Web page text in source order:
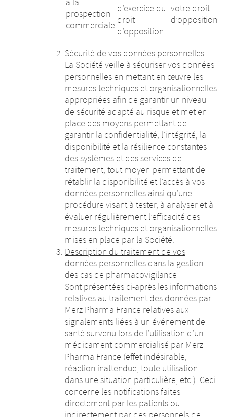
prospection
commerciale
d’exercice du
droit
d’opposition
votre droit
d’opposition
Sécurité de vos données personnelles
La Société veille à sécuriser vos données
personnelles en mettant en œuvre les
mesures techniques et organisationnelles
appropriées afin de garantir un niveau
de sécurité adapté au risque et met en
place des moyens permettant de
garantir la confidentialité, l’intégrité, la
disponibilité et la résilience constantes
des systèmes et des services de
traitement, tout moyen permettant de
rétablir la disponibilité et l’accès à vos
données personnelles ainsi qu’une
procédure visant à tester, à analyser et à
évaluer régulièrement l’efficacité des
mesures techniques et organisationnelles
mises en place par la Société.
Description du traitement de vos
données personnelles dans la gestion
des cas de pharmacovigilance
Sont présentées ci-après les informations
relatives au traitement des données par
Merz Pharma France relatives aux
signalements liées à un événement de
santé survenu lors de l’utilisation d’un
médicament commercialisé par Merz
Pharma France (effet indésirable,
réaction inattendue, toute utilisation
dans une situation particulière, etc.). Ceci
concerne les notifications faites
directement par les patients ou